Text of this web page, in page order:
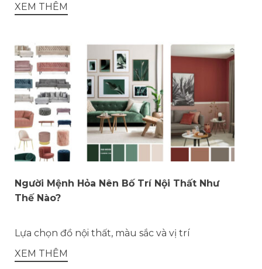
XEM THÊM
Người Mệnh Hỏa Nên Bố Trí Nội Thất Như
Thế Nào?
Lựa chọn đồ nội thất, màu sắc và vị trí
XEM THÊM